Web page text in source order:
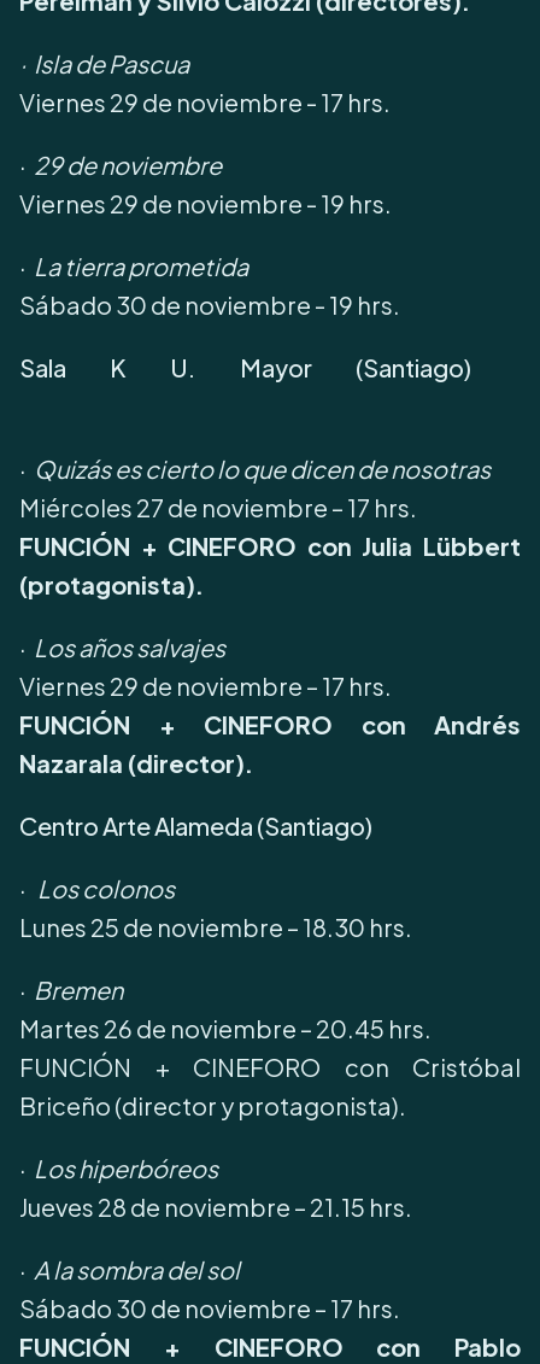
· Isla de Pascua
Viernes 29 de noviembre - 17 hrs.
· 29 de noviembre
Viernes 29 de noviembre - 19 hrs.
· La tierra prometida
Sábado 30 de noviembre - 19 hrs.
Sala K U. Mayor (Santiago)
· Quizás es cierto lo que dicen de nosotras
Miércoles 27 de noviembre – 17 hrs.
FUNCIÓN + CINEFORO con Julia Lübbert
(protagonista).
· Los años salvajes
Viernes 29 de noviembre – 17 hrs.
FUNCIÓN + CINEFORO con Andrés
Nazarala (director).
Centro Arte Alameda (Santiago)
· Los colonos
Lunes 25 de noviembre – 18.30 hrs.
· Bremen
Martes 26 de noviembre – 20.45 hrs.
FUNCIÓN + CINEFORO con Cristóbal
Briceño (director y protagonista).
· Los hiperbóreos
Jueves 28 de noviembre – 21.15 hrs.
· A la sombra del sol
Sábado 30 de noviembre – 17 hrs.
FUNCIÓN + CINEFORO con Pablo